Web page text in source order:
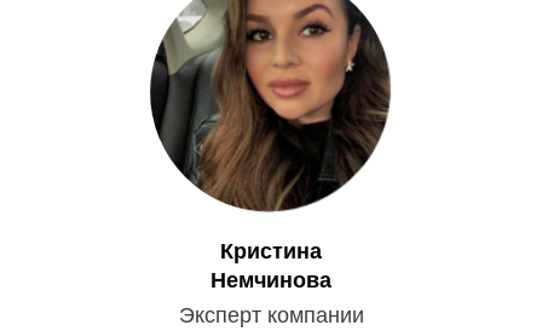
Кристина
Немчинова
Эксперт компании